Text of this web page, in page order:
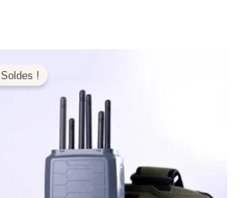
Soldes !initial
799,00€.
est :
359,99€.